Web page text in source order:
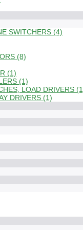
SWITCHERS (4)
(8)
(1)
(1)
LOAD DRIVERS
DRIVERS (1)